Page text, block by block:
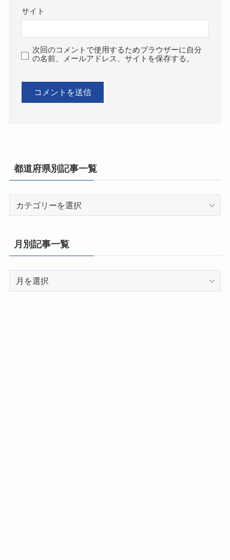
サイト
次回のコメントで使用するためブラウザーに自分
の名前、メールアドレス、サイトを保存する。
都道府県別記事一覧
県
別
一
月別記事一覧